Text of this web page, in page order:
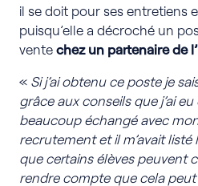
il se doit pour ses entretiens
puisqu’elle a décroché un
vente chez un partenaire de
« Si j’ai obtenu ce poste je
grâce aux conseils que j’ai eu
beaucoup échangé avec
recrutement et il m’avait
que certains élèves peuvent
rendre compte que cela